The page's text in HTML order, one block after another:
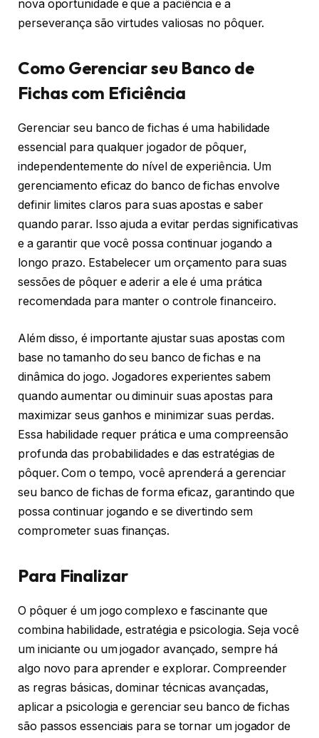
nova oportunidade e que a paciência e a
perseverança são virtudes valiosas no pôquer.
Como Gerenciar seu Banco de
Fichas com Eficiência
Gerenciar seu banco de fichas é uma habilidade
essencial para qualquer jogador de pôquer,
independentemente do nível de experiência. Um
gerenciamento eficaz do banco de fichas envolve
definir limites claros para suas apostas e saber
quando parar. Isso ajuda a evitar perdas significativas
e a garantir que você possa continuar jogando a
longo prazo. Estabelecer um orçamento para suas
sessões de pôquer e aderir a ele é uma prática
recomendada para manter o controle financeiro.
Além disso, é importante ajustar suas apostas com
base no tamanho do seu banco de fichas e na
dinâmica do jogo. Jogadores experientes sabem
quando aumentar ou diminuir suas apostas para
maximizar seus ganhos e minimizar suas perdas.
Essa habilidade requer prática e uma compreensão
profunda das probabilidades e das estratégias de
pôquer. Com o tempo, você aprenderá a gerenciar
seu banco de fichas de forma eficaz, garantindo que
possa continuar jogando e se divertindo sem
comprometer suas finanças.
Para Finalizar
O pôquer é um jogo complexo e fascinante que
combina habilidade, estratégia e psicologia. Seja você
um iniciante ou um jogador avançado, sempre há
algo novo para aprender e explorar. Compreender
as regras básicas, dominar técnicas avançadas,
aplicar a psicologia e gerenciar seu banco de fichas
são passos essenciais para se tornar um jogador de